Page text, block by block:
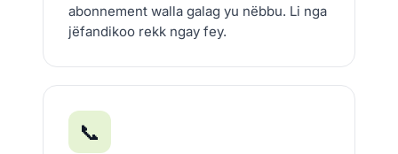
abonnement walla galag yu nëbbu. Li nga
jëfandikoo rekk ngay fey.
📞